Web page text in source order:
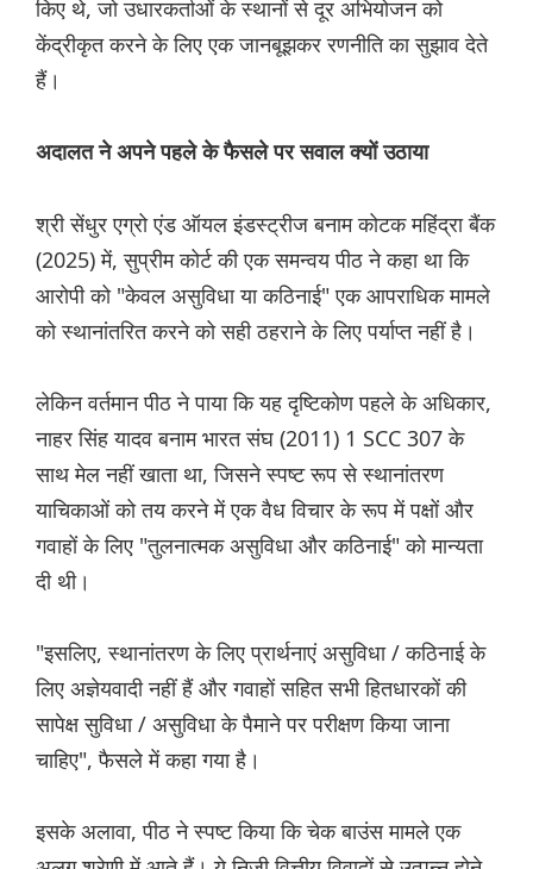
किए थे, जो उधारकर्ताओं के स्थानों से दूर अभियोजन को
केंद्रीकृत करने के लिए एक जानबूझकर रणनीति का सुझाव देते
हैं।
अदालत ने अपने पहले के फैसले पर सवाल क्यों उठाया
श्री सेंधुर एग्रो एंड ऑयल इंडस्ट्रीज बनाम कोटक महिंद्रा बैंक
(2025) में, सुप्रीम कोर्ट की एक समन्वय पीठ ने कहा था कि
आरोपी को "केवल असुविधा या कठिनाई" एक आपराधिक मामले
को स्थानांतरित करने को सही ठहराने के लिए पर्याप्त नहीं है।
लेकिन वर्तमान पीठ ने पाया कि यह दृष्टिकोण पहले के अधिकार,
नाहर सिंह यादव बनाम भारत संघ (2011) 1 SCC 307 के
साथ मेल नहीं खाता था, जिसने स्पष्ट रूप से स्थानांतरण
याचिकाओं को तय करने में एक वैध विचार के रूप में पक्षों और
गवाहों के लिए "तुलनात्मक असुविधा और कठिनाई" को मान्यता
दी थी।
"इसलिए, स्थानांतरण के लिए प्रार्थनाएं असुविधा / कठिनाई के
लिए अज्ञेयवादी नहीं हैं और गवाहों सहित सभी हितधारकों की
सापेक्ष सुविधा / असुविधा के पैमाने पर परीक्षण किया जाना
चाहिए", फैसले में कहा गया है।
इसके अलावा, पीठ ने स्पष्ट किया कि चेक बाउंस मामले एक